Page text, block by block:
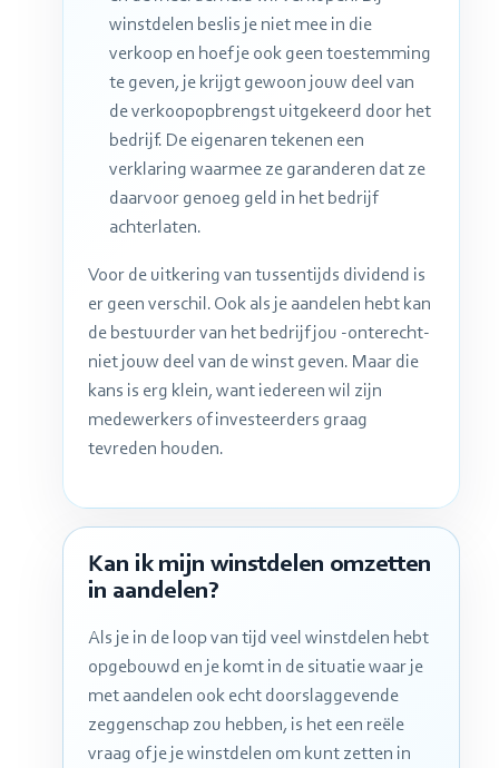
winstdelen beslis je niet mee in die
verkoop en hoef je ook geen toestemming
te geven, je krijgt gewoon jouw deel van
de verkoopopbrengst uitgekeerd door het
bedrijf. De eigenaren tekenen een
verklaring waarmee ze garanderen dat ze
daarvoor genoeg geld in het bedrijf
achterlaten.
Voor de uitkering van tussentijds dividend is
er geen verschil. Ook als je aandelen hebt kan
de bestuurder van het bedrijf jou -onterecht-
niet jouw deel van de winst geven. Maar die
kans is erg klein, want iedereen wil zijn
medewerkers of investeerders graag
tevreden houden.
Kan ik mijn winstdelen omzetten
in aandelen?
Als je in de loop van tijd veel winstdelen hebt
opgebouwd en je komt in de situatie waar je
met aandelen ook echt doorslaggevende
zeggenschap zou hebben, is het een reële
vraag of je je winstdelen om kunt zetten in